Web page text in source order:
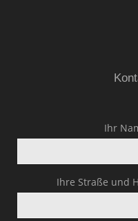
Ihr
Ihre Straße und